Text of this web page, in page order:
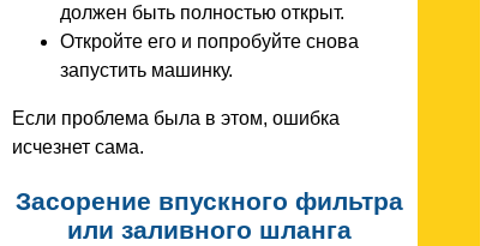
должен быть полностью открыт.
Откройте его и попробуйте снова
запустить машинку.
Если проблема была в этом, ошибка
исчезнет сама.
Засорение впускного фильтра
или заливного шланга